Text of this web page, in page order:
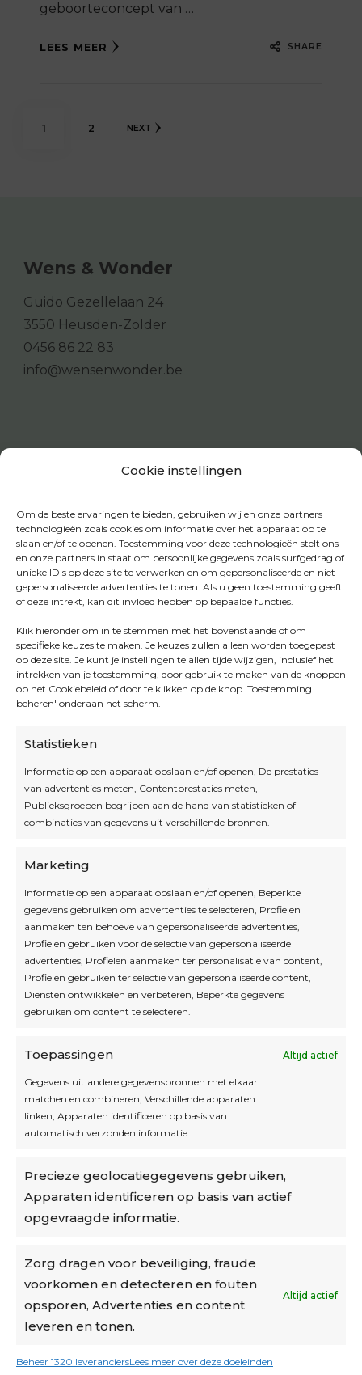
Cookie instellingen
Om de beste ervaringen te bieden, gebruiken wij en onze partners
technologieën zoals cookies om informatie over het apparaat op te
slaan en/of te openen. Toestemming voor deze technologieën stelt ons
en onze partners in staat om persoonlijke gegevens zoals surfgedrag of
unieke ID's op deze site te verwerken en om gepersonaliseerde en niet-
gepersonaliseerde advertenties te tonen. Als u geen toestemming geeft
of deze intrekt, kan dit invloed hebben op bepaalde functies.
Klik hieronder om in te stemmen met het bovenstaande of om
specifieke keuzes te maken. Je keuzes zullen alleen worden toegepast
op deze site. Je kunt je instellingen te allen tijde wijzigen, inclusief het
intrekken van je toestemming, door gebruik te maken van de knoppen
op het Cookiebeleid of door te klikken op de knop 'Toestemming
beheren' onderaan het scherm.
Statistieken
Informatie op een apparaat opslaan en/of openen, De prestaties
van advertenties meten, Contentprestaties meten,
Publieksgroepen begrijpen aan de hand van statistieken of
combinaties van gegevens uit verschillende bronnen.
Marketing
Informatie op een apparaat opslaan en/of openen, Beperkte
gegevens gebruiken om advertenties te selecteren, Profielen
aanmaken ten behoeve van gepersonaliseerde advertenties,
Profielen gebruiken voor de selectie van gepersonaliseerde
advertenties, Profielen aanmaken ter personalisatie van content,
Profielen gebruiken ter selectie van gepersonaliseerde content,
Diensten ontwikkelen en verbeteren, Beperkte gegevens
gebruiken om content te selecteren.
Toepassingen Altijd actief
Gegevens uit andere gegevensbronnen met elkaar
matchen en combineren, Verschillende apparaten
linken, Apparaten identificeren op basis van
automatisch verzonden informatie.
Precieze geolocatiegegevens gebruiken,
Apparaten identificeren op basis van actief
opgevraagde informatie.
Zorg dragen voor beveiliging, fraude
voorkomen en detecteren en fouten
opsporen, Advertenties en content
leveren en tonen.
Altijd actief
Beheer 1320 leveranciersLees meer over deze doeleinden
geboorteconcept van …
LEES MEER SHARE
Berichten
PAGE
1 PAGE
2 NEXT
Wens & Wonder
Guido Gezellelaan 24
3550 Heusden-Zolder
0456 86 22 83
info@wensenwonder.be
Openingsuren
Blijf op de hoogte
Interesse in leuke kadotips of toffe acties?
Laat dan hier je mailadres achter.
Algemene voorwaarden
Cookiebeleid
Accountinstellingen
Verzending
€6,50-€7,50 via Bpost